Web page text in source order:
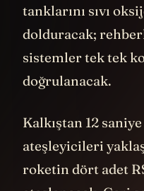
yerleşecekler.
tanklarını sıvı
dolduracak;
sistemler tek tek
Kalkıştan 12
ateşleyicileri